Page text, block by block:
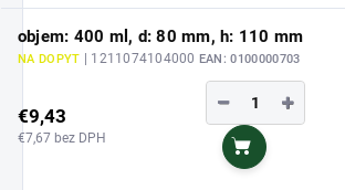
objem: 400 ml, d: 80 mm, h: 110 mm
NA DOPYT | 1211074104000 EAN: 0100000703
€9,43
€7,67 bez DPH
+
−
Do košíka